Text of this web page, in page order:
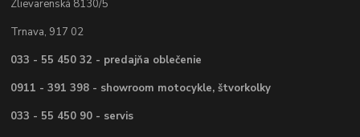
Zlievarenská 8130/5
Trnava, 917 02
033 - 55 450 32 - predajňa oblečenie
0911 - 391 398 - showroom motocykle, štvorkolky
033 - 55 450 90 - servis